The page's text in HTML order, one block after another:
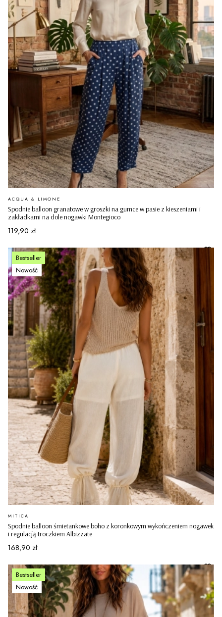
Spodnie balloon granatowe w groszki na gumce w pasie z kieszeniami i
zakładkami na dole nogawki Montegioco
PRODUCENT
ACQUA & LIMONE
Cena
119,90 zł
Bestseller
Nowość
Spodnie balloon śmietankowe boho z koronkowym wykończeniem nogawek
i regulacją troczkiem Albizzate
PRODUCENT
MITICA
Cena
168,90 zł
Bestseller
Nowość